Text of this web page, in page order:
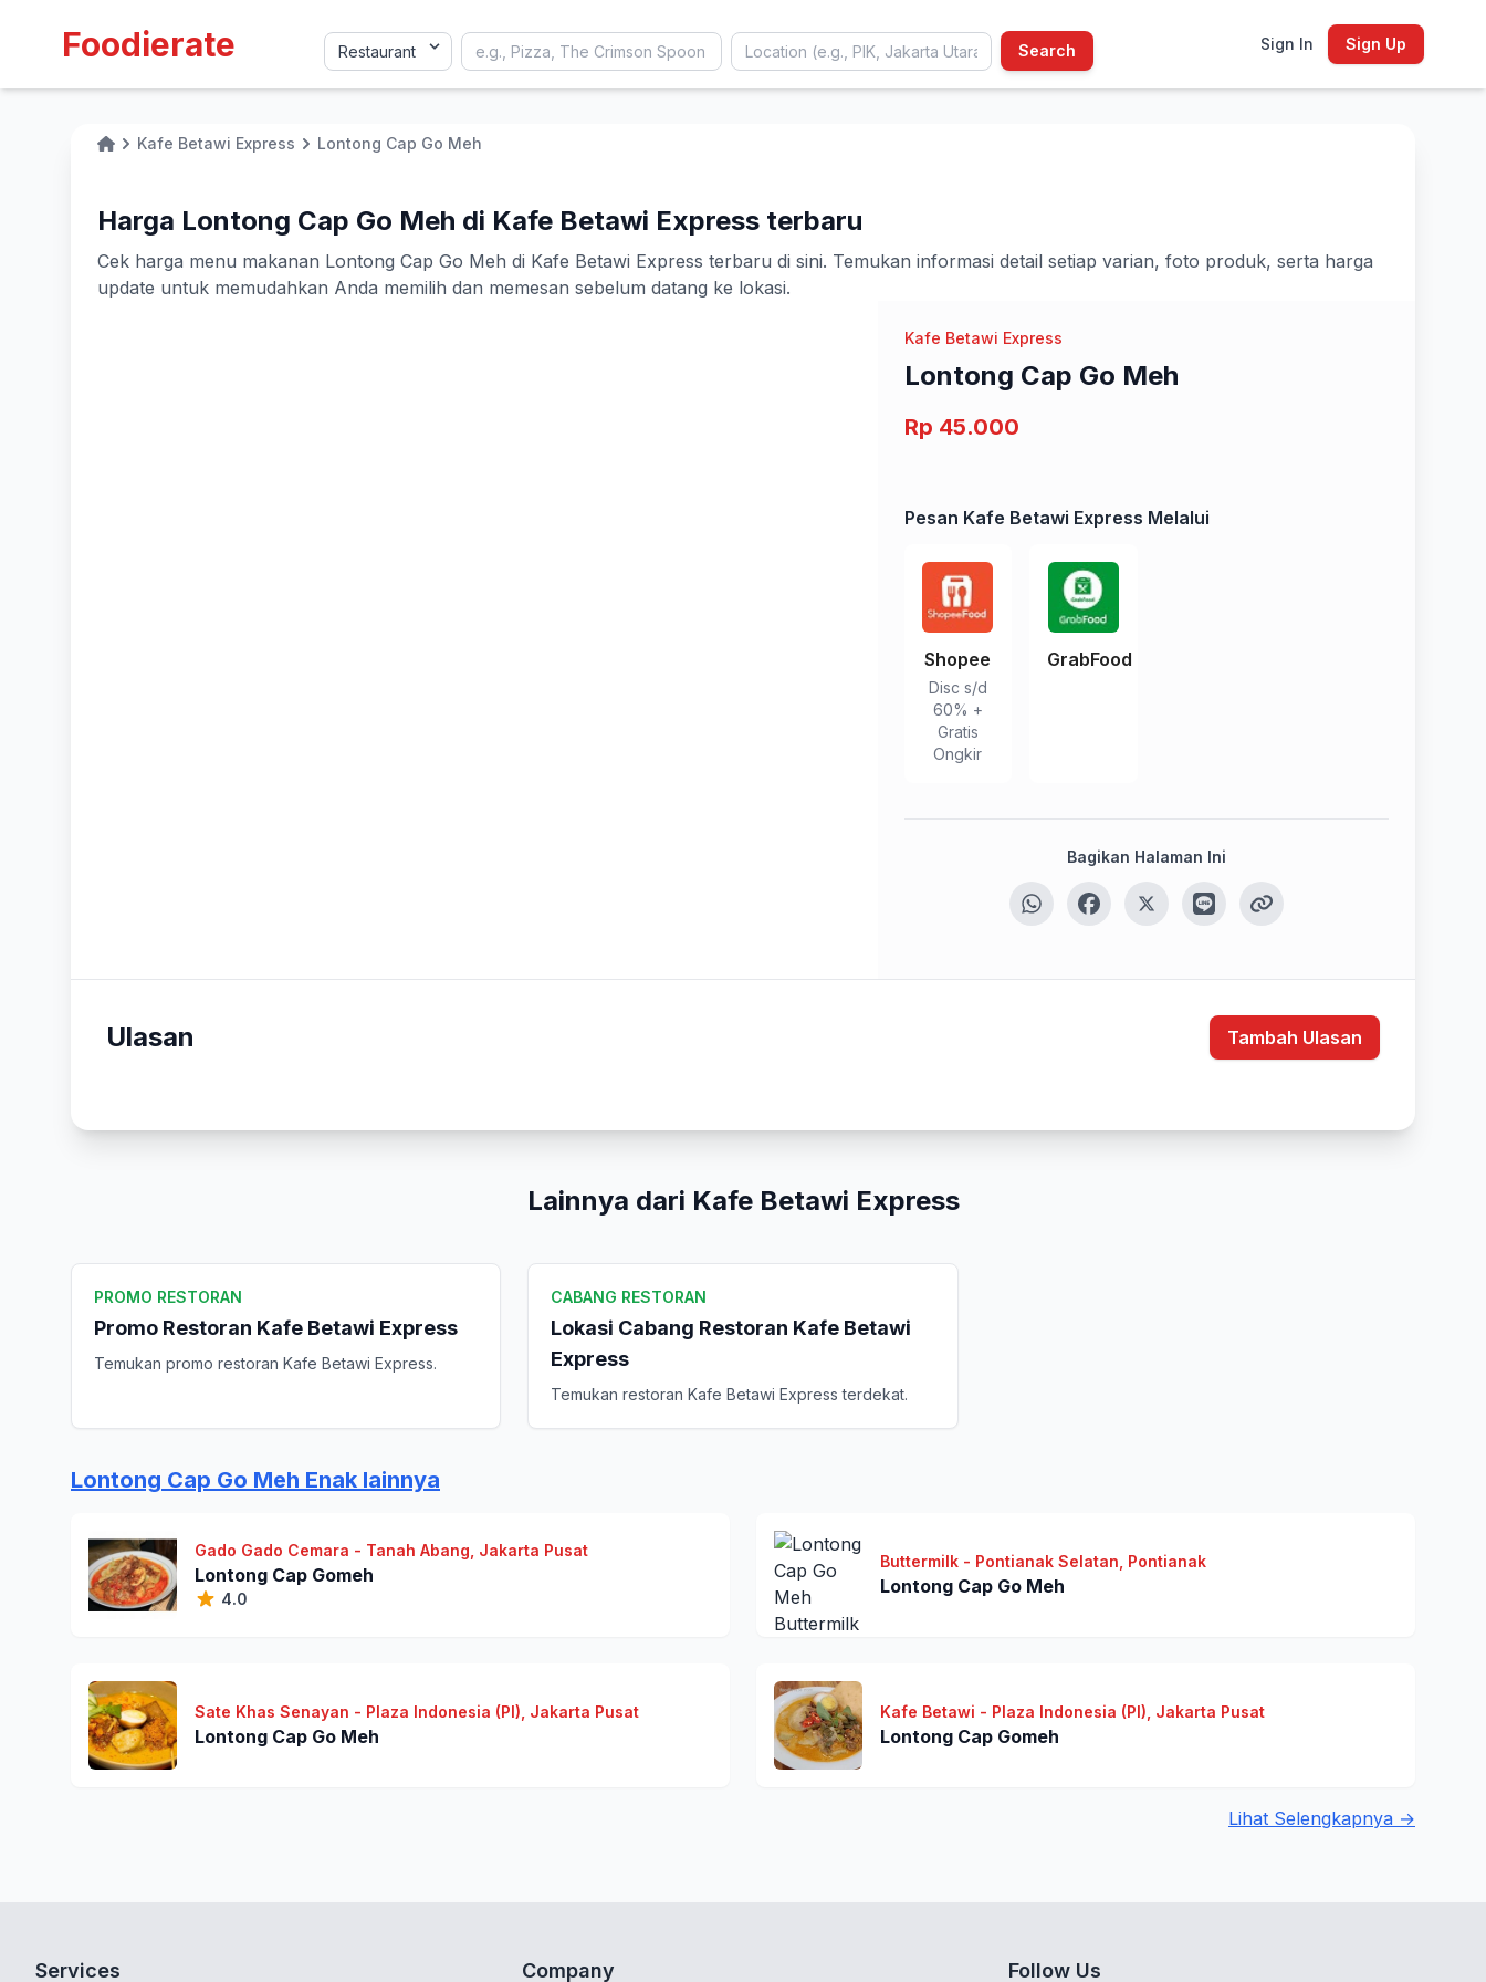
Foodierate Search Sign In Sign Up
HomeKafe Betawi Express Lontong Cap Go Meh
Harga Lontong Cap Go Meh di Kafe Betawi Express terbaru
Cek harga menu makanan Lontong Cap Go Meh di Kafe Betawi Express terbaru di sini. Temukan informasi detail setiap varian, foto produk, serta harga
update untuk memudahkan Anda memilih dan memesan sebelum datang ke lokasi.
Kafe Betawi Express
Lontong Cap Go Meh
Rp 45.000
Pesan Kafe Betawi Express Melalui
Shopee
Disc s/d
60% +
Gratis
Ongkir
GrabFood
Bagikan Halaman Ini
Ulasan Tambah Ulasan
Lainnya dari Kafe Betawi Express
PROMO RESTORAN
Promo Restoran Kafe Betawi Express
Temukan promo restoran Kafe Betawi Express.
CABANG RESTORAN
Lokasi Cabang Restoran Kafe Betawi
Express
Temukan restoran Kafe Betawi Express terdekat.
Lontong Cap Go Meh Enak lainnya
Gado Gado Cemara - Tanah Abang, Jakarta Pusat
Lontong Cap Gomeh
4.0
Buttermilk - Pontianak Selatan, Pontianak
Lontong Cap Go Meh
Sate Khas Senayan - Plaza Indonesia (PI), Jakarta Pusat
Lontong Cap Go Meh
Kafe Betawi - Plaza Indonesia (PI), Jakarta Pusat
Lontong Cap Gomeh
Lihat Selengkapnya →
Kirim Ulasan
Services Company Follow Us